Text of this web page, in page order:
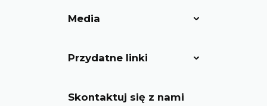
Media
Przydatne linki
Skontaktuj się z nami